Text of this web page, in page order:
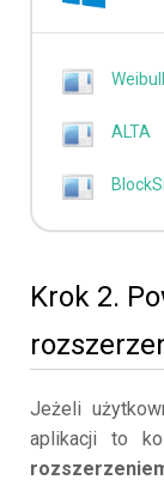
ALTA
Krok 2.
Jeżeli
aplikacji to